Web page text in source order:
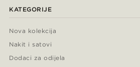
KATEGORIJE
Nova kolekcija
Nakit i satovi
Dodaci za odijela